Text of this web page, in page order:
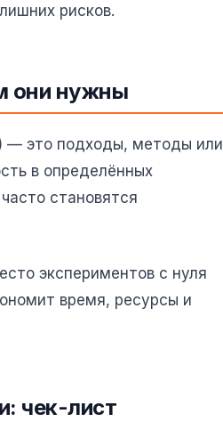
рисков.
они нужны
— это подходы, методы или
в определённых
становятся
экспериментов с нуля
время, ресурсы и
чек-лист